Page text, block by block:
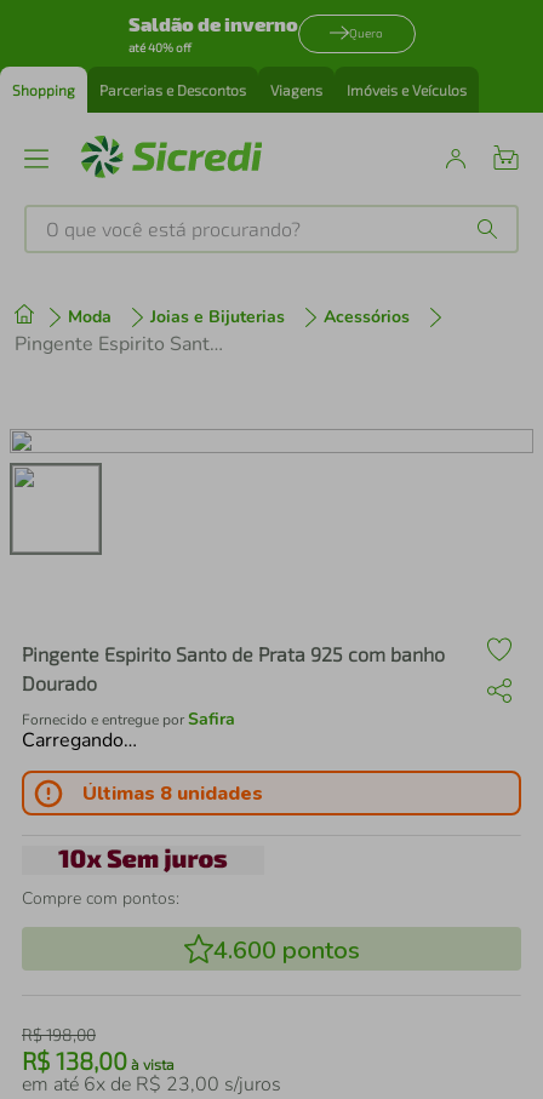
Saldão de inverno
até 40% off
Quero
Shopping Parcerias e Descontos Viagens Imóveis e Veículos
O que você está procurando?
Moda Joias e Bijuterias Acessórios
Pingente Espirito Santo de Prata 925 com banho Dourado
Pingente Espirito Santo de Prata 925 com banho
Dourado
Fornecido e entregue porSafira
Carregando…
Últimas 8 unidades
Compre com pontos:
4.600 pontos
R$198,00
R$ 138,00 à vista
em até 6x de R$ 23,00 s/juros
1º tenis